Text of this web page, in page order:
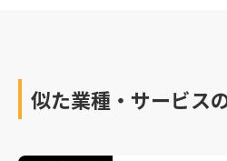
似た業種・サービス